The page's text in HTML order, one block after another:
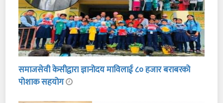
समाजसेवी केसीद्वारा ज्ञानोदय माविलाई ८० हजार बराबरको
पोशाक सहयोग